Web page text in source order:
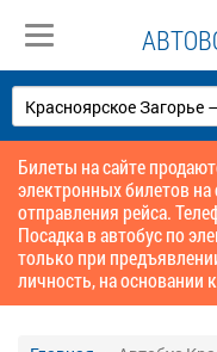
Билеты на сайте
электронных билетов на
отправления рейса.
Посадка в автобус по
только при
личность, на основании